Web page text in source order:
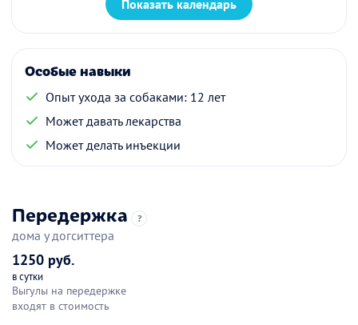
Показать календарь
Особые навыки
Опыт ухода за собаками: 12 лет
Может давать лекарства
Может делать инъекции
Передержка ?
дома у догситтера
1250 руб.
в сутки
Выгулы на передержке
входят в стоимость